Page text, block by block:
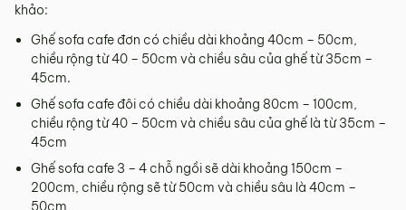
khảo:
Ghế sofa cafe đơn có chiều dài khoảng 40cm – 50cm,
chiều rộng từ 40 – 50cm và chiều sâu của ghế từ 35cm –
45cm.
Ghế sofa cafe đôi có chiều dài khoảng 80cm – 100cm,
chiều rộng từ 40 – 50cm và chiều sâu của ghế là từ 35cm –
45cm
Ghế sofa cafe 3 – 4 chỗ ngồi sẽ dài khoảng 150cm –
200cm, chiều rộng sẽ từ 50cm và chiều sâu là 40cm –
50cm